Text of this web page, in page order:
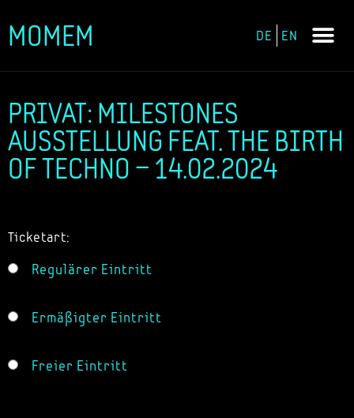
Zum
MOMEM DE EN
PRIVAT: MILESTONES
AUSSTELLUNG FEAT. THE BIRTH
OF TECHNO – 14.02.2024
Ticketart:
Regulärer Eintritt
Ermäßigter Eintritt
Freier Eintritt